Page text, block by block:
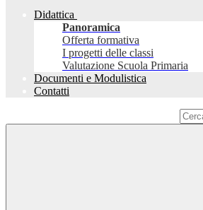
Didattica
Panoramica
Offerta formativa
I progetti delle classi
Valutazione Scuola Primaria
Documenti e Modulistica
Contatti